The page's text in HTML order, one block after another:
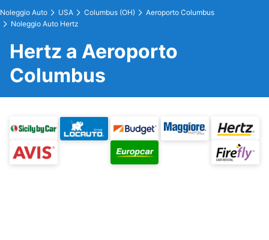
Noleggio Auto USA Columbus (OH)
Aeroporto Columbus
Noleggio Auto Hertz
Hertz a Aeroporto
Columbus